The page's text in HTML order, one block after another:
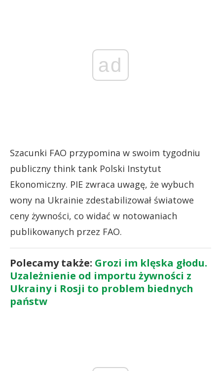
ad
Szacunki FAO przypomina w swoim tygodniu
publiczny think tank Polski Instytut
Ekonomiczny. PIE zwraca uwagę, że wybuch
wony na Ukrainie zdestabilizował światowe
ceny żywności, co widać w notowaniach
publikowanych przez FAO.
Polecamy także: Grozi im klęska głodu.
Uzależnienie od importu żywności z
Ukrainy i Rosji to problem biednych
państw